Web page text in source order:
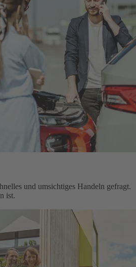
und umsichtiges Handeln gefragt.
ist.